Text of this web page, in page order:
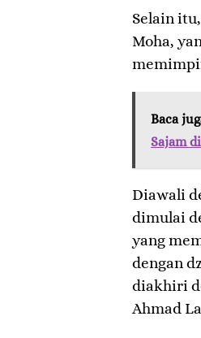
Selain
Moha,
Baca
Sajam
Diawali
dimulai
yang
dengan
diakhiri
Ahmad